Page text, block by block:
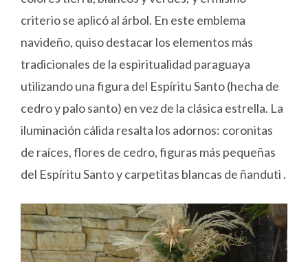
criterio se aplicó al árbol. En este emblema
navideño, quiso destacar los elementos más
tradicionales de la espiritualidad paraguaya
utilizando una figura del Espíritu Santo (hecha de
cedro y palo santo) en vez de la clásica estrella. La
iluminación cálida resalta los adornos: coronitas
de raíces, flores de cedro, figuras más pequeñas
del Espíritu Santo y carpetitas blancas de ñanduti .